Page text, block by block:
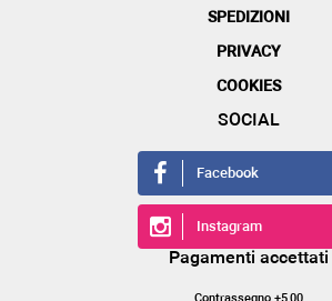
SPEDIZIONI
PRIVACY
COOKIES
SOCIAL
Facebook
Instagram
Pagamenti accettati
Contrassegno +5,00